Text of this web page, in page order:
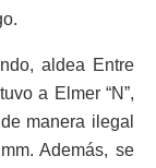
aldea Entre
a Elmer “N”,
manera ilegal
Además, se